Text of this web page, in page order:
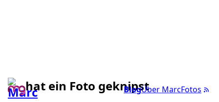
BlogÜber MarcFotos
hat ein Foto geknipst